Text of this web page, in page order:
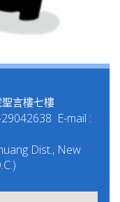
言樓七樓
E-mail :
Dist., New